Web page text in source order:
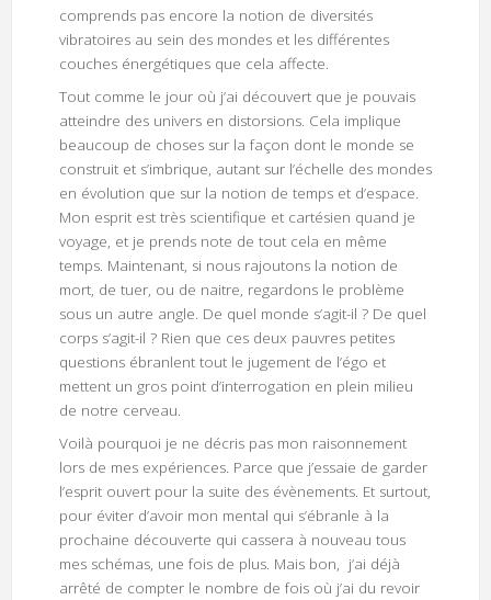
comprends pas encore la notion de diversités
vibratoires au sein des mondes et les différentes
couches énergétiques que cela affecte.
Tout comme le jour où j’ai découvert que je pouvais
atteindre des univers en distorsions. Cela implique
beaucoup de choses sur la façon dont le monde se
construit et s’imbrique, autant sur l’échelle des mondes
en évolution que sur la notion de temps et d’espace.
Mon esprit est très scientifique et cartésien quand je
voyage, et je prends note de tout cela en même
temps. Maintenant, si nous rajoutons la notion de
mort, de tuer, ou de naitre, regardons le problème
sous un autre angle. De quel monde s’agit-il ? De quel
corps s’agit-il ? Rien que ces deux pauvres petites
questions ébranlent tout le jugement de l’égo et
mettent un gros point d’interrogation en plein milieu
de notre cerveau.
Voilà pourquoi je ne décris pas mon raisonnement
lors de mes expériences. Parce que j’essaie de garder
l’esprit ouvert pour la suite des évènements. Et surtout,
pour éviter d’avoir mon mental qui s’ébranle à la
prochaine découverte qui cassera à nouveau tous
mes schémas, une fois de plus. Mais bon, j’ai déjà
arrêté de compter le nombre de fois où j’ai du revoir